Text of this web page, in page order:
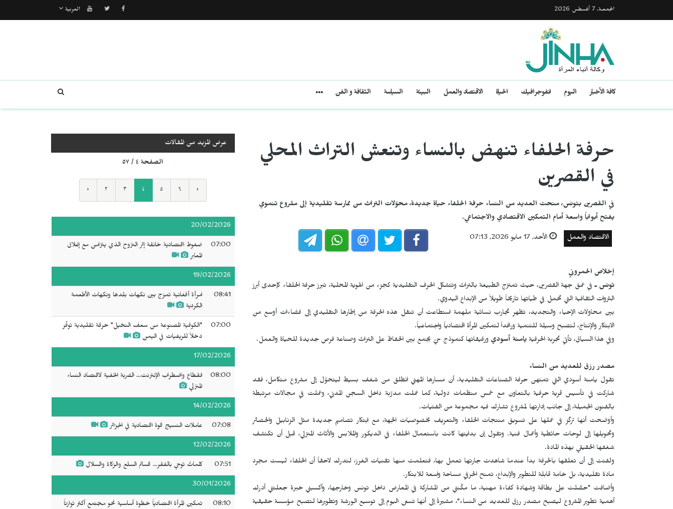
الجمعـة, 7 أغسطس 2026 العربية
كافة الأخبار اليوم انفوجرافيك الحياة الاقتصاد والعمل البيئة السياسة الثقافة و الفن
حرفة الحلفاء تنهض بالنساء وتنعش التراث المحلي
في القصرين
في القصرين بتونس، منحت العديد من النساء حرفة الحلفاء حياة جديدة، محوّلات التراث من ممارسة تقليدية إلى مشروع تنموي
يفتح أبواباً واسعة أمام التمكين الاقتصادي والاجتماعي.
الاقتصاد والعمل الأحد, 17 مايو 2026, 07:13
إخلاص الحمروني
تونس ـ في عمق جهة القصرين، حيث تمتزج الطبيعة بالتراث وتتشكل الحرف التقليدية كجزء من الهوية المحلية، تبرز حرفة الحلفاء كإحدى أبرز
الثروات الثقافية التي تحمل في طياتها تاريخاً طويلاً من الإبداع اليدوي.
بين محاولات الإحياء والتجديد، تظهر تجارب نسائية ملهمة استطاعت أن تنقل هذه الحرفة من إطارها التقليدي إلى فضاءات أوسع من
الابتكار والإنتاج، لتصبح وسيلة للتنمية ورافداً لتمكين المرأة اقتصادياً واجتماعياً.
وفي هذا السياق، تأتي تجربة الحرفية يامنة أسودي ورفيقاتها كنموذج حيّ يجمع بين الحفاظ على التراث وصناعة فرص جديدة للحياة والعمل.
مصدر رزق للعديد من النساء
تقول يامنة أسودي التي تمتهن حرفة الصناعات التقليدية، أن مسارها المهني انطلق من شغف بسيط ليتحوّل إلى مشروع متكامل، فقد
شاركت في تأسيس قرية حرفية بالتعاون مع خمس منظمات دولية، كما عملت مدرّبة داخل السجن المدني، وعملت في مجالات مرتبطة
بالفنون الجميلة، إلى جانب إدارتها لمشروع تشارك فيه مجموعة من الفتيات.
وأوضحت أنها تركّز في عملها على تسويق منتجات الحلفاء والتعريف بخصوصيات الجهة، مع ابتكار تصاميم جديدة مثل الزنابيل والحصائر
وتحويلها إلى لوحات حائطية وأعمال فنية. وتقول إن بدايتها كانت باستعمال الحلفاء في الديكور والملابس والأثاث المنزلي، قبل أن تكتشف
شغفها الحقيقي بهذه المادة.
ولفتت إلى أن تعلقها بالحرفة بدأ عندما شاهدت جارتها تعمل بها، فتعلمت منها تقنيات الغرز، لتدرك لاحقاً أن الحلفاء ليست مجرد
مادة تقليدية، بل خامة قابلة للتطوير والإبداع، تمنح الحرفي مساحة واسعة للابتكار.
وأضافت "حصّلت على بطاقة وشهادة كفاءة مهنية، ما مكّنني من المشاركة في المعارض داخل تونس وخارجها، وأكسبني خبرة جعلتني أدرك
أهمية تطوير المشروع ليصبح مصدر رزق للعديد من النساء"، مشيرةً إلى أنها تسعى اليوم إلى توسيع الورشة وتطويرها لتصبح مؤسسة حقيقية
عرض المزيد من المقالات
الصفحة ٤ / ٥٧
‹ ٢ ٣ ٤ ٥ ٦ ›
20/02/2026
07:00
ضغوط اقتصادية خانقة إثر النزوح الذي يتزامن مع إغلاق
المعابر
19/02/2026
08:41
امرأة أفغانية تمزج بين نكهات بلدها ونكهات الأطعمة
الكردية
07:00
"الكوفية المصنوعة من سعف النخيل" حرفة تقليدية توفّر
دخلاً للريفيات في اليمن
17/02/2026
08:00
انقطاع واضطراب الإنترنت... الضربة الخفية لاقتصاد النساء
المنزلي
14/02/2026
07:08 عاملات النسيج قوة اقتصادية في الجزائر
12/02/2026
07:51 كلماتٌ توحي بالفقر... قسائم السلع والزكاة والسلال
30/01/2026
08:10 تمكين المرأة اقتصادياً خطوة أساسية نحو مجتمع أكثر توازناً